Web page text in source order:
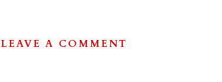
LEAVE A COMMENT